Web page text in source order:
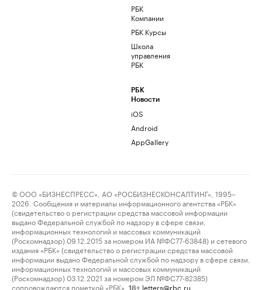
РБК
Компании
РБК Курсы
Школа
управления
РБК
РБК
Новости
iOS
Android
AppGallery
© ООО «БИЗНЕСПРЕСС», АО «РОСБИЗНЕСКОНСАЛТИНГ», 1995–
2026. Сообщения и материалы информационного агентства «РБК»
(свидетельство о регистрации средства массовой информации
выдано Федеральной службой по надзору в сфере связи,
информационных технологий и массовых коммуникаций
(Роскомнадзор) 09.12.2015 за номером ИА №ФС77-63848) и сетевого
издания «РБК» (свидетельство о регистрации средства массовой
информации выдано Федеральной службой по надзору в сфере связи,
информационных технологий и массовых коммуникаций
(Роскомнадзор) 03.12.2021 за номером ЭЛ №ФС77-82385)
сопровождаются пометкой «РБК».
18+ letters@rbc.ru